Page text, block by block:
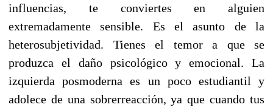
influencias, te conviertes en alguien
extremadamente sensible. Es el asunto de la
heterosubjetividad. Tienes el temor a que se
produzca el daño psicológico y emocional. La
izquierda posmoderna es un poco estudiantil y
adolece de una sobrerreacción, ya que cuando tus